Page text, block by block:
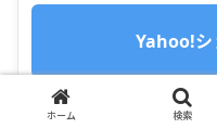
Yahoo!シ
＼ メル
ホーム 検索